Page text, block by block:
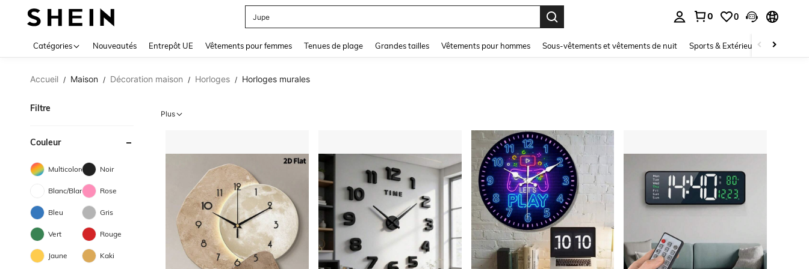
Jupe
0 0
Catégories Nouveautés Entrepôt UE Vêtements pour femmes Tenues de plage Grandes tailles Vêtements pour hommes Sous-vêtements et vêtements de nuit Sports & Extérieur Enfants
Accueil / Maison / Décoration maison / Horloges / Horloges murales
Filtre
Couleur
Multicolore Noir
Blanc/Blanche Rose
Bleu Gris
Vert Rouge
Jaune Kaki
Plus